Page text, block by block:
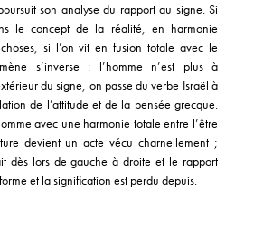
son analyse du rapport au signe. Si
le concept de la réalité, en harmonie
si l’on vit en fusion totale avec le
s’inverse : l’homme n’est plus à
du signe, on passe du verbe Israël à
de l’attitude et de la pensée grecque.
avec une harmonie totale entre l’être
devient un acte vécu charnellement ;
dès lors de gauche à droite et le rapport
et la signification est perdu depuis.